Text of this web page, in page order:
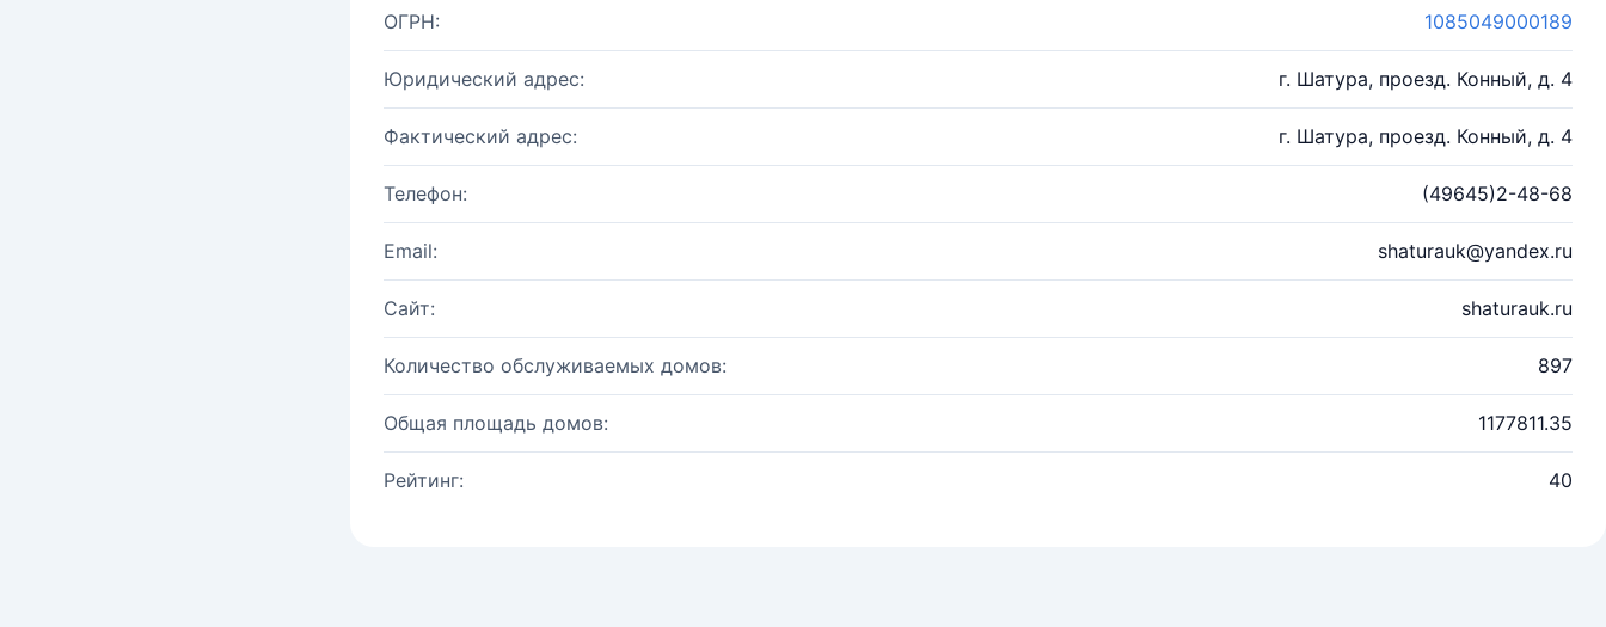
ОГРН: 1085049000189
Юридический адрес: г. Шатура, проезд. Конный, д. 4
Фактический адрес: г. Шатура, проезд. Конный, д. 4
Телефон: (49645)2-48-68
Email: shaturauk@yandex.ru
Сайт: shaturauk.ru
Количество обслуживаемых домов: 897
Общая площадь домов: 1177811.35
Рейтинг: 40